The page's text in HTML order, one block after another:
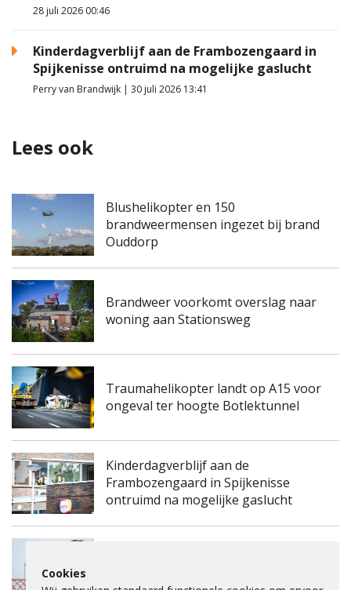
28 juli 2026 00:46
Kinderdagverblijf aan de Frambozengaard in
Spijkenisse ontruimd na mogelijke gaslucht
Perry van Brandwijk | 30 juli 2026 13:41
Lees ook
Blushelikopter en 150
brandweermensen ingezet bij brand
Ouddorp
Brandweer voorkomt overslag naar
woning aan Stationsweg
Traumahelikopter landt op A15 voor
ongeval ter hoogte Botlektunnel
Kinderdagverblijf aan de
Frambozengaard in Spijkenisse
ontruimd na mogelijke gaslucht
Cookies